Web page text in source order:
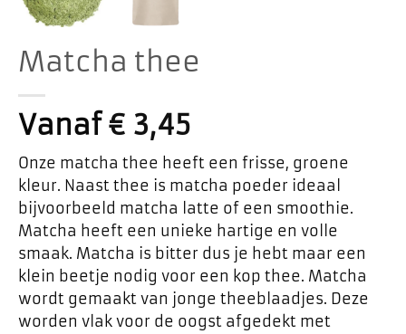
Matcha thee
Vanaf€3,45
Onze matcha thee heeft een frisse, groene
kleur. Naast thee is matcha poeder ideaal
bijvoorbeeld matcha latte of een smoothie.
Matcha heeft een unieke hartige en volle
smaak. Matcha is bitter dus je hebt maar een
klein beetje nodig voor een kop thee. Matcha
wordt gemaakt van jonge theeblaadjes. Deze
worden vlak voor de oogst afgedekt met